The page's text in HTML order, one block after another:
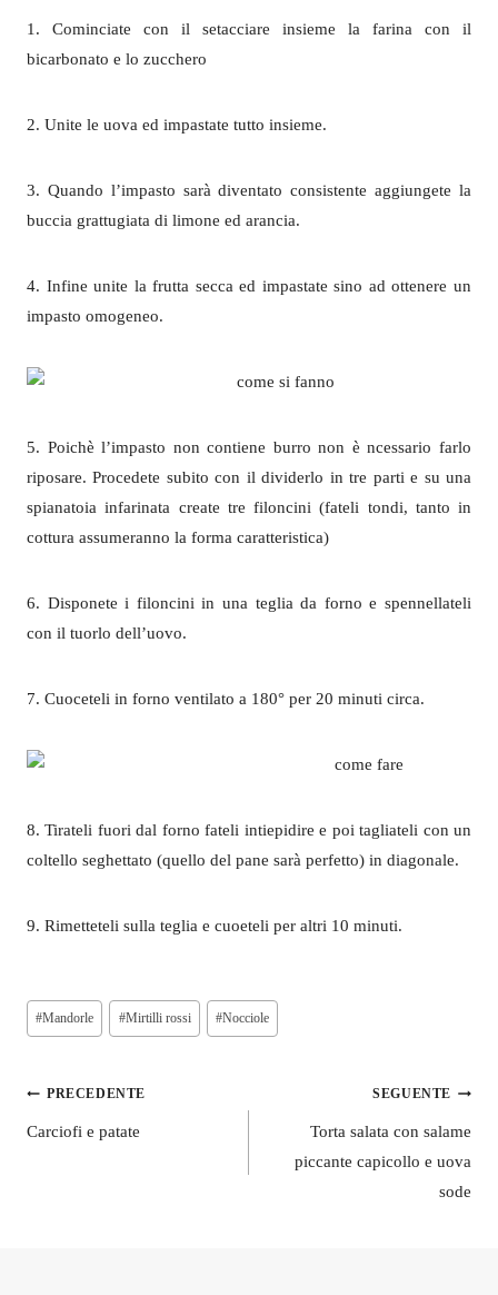
1. Cominciate con il setacciare insieme la farina con il
bicarbonato e lo zucchero
2. Unite le uova ed impastate tutto insieme.
3. Quando l’impasto sarà diventato consistente aggiungete la
buccia grattugiata di limone ed arancia.
4. Infine unite la frutta secca ed impastate sino ad ottenere un
impasto omogeneo.
5. Poichè l’impasto non contiene burro non è ncessario farlo
riposare. Procedete subito con il dividerlo in tre parti e su una
spianatoia infarinata create tre filoncini (fateli tondi, tanto in
cottura assumeranno la forma caratteristica)
6. Disponete i filoncini in una teglia da forno e spennellateli
con il tuorlo dell’uovo.
7. Cuoceteli in forno ventilato a 180° per 20 minuti circa.
8. Tirateli fuori dal forno fateli intiepidire e poi tagliateli con un
coltello seghettato (quello del pane sarà perfetto) in diagonale.
9. Rimetteteli sulla teglia e cuoeteli per altri 10 minuti.
Tag
articolo:
#Mandorle #Mirtilli rossi #Nocciole
Navigazione
articoli
PRECEDENTE
Carciofi e patate
SEGUENTE
Torta salata con salame
piccante capicollo e uova
sode